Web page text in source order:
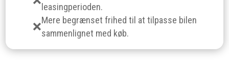
leasingperioden.
Mere begrænset frihed til at tilpasse bilen
sammenlignet med køb.